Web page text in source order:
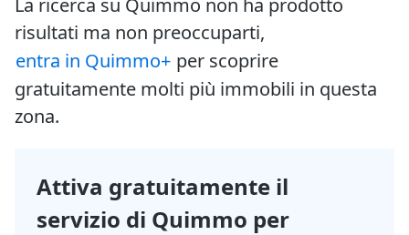
La ricerca su Quimmo non ha prodotto
risultati ma non preoccuparti,
entra in Quimmo+ per scoprire
gratuitamente molti più immobili in questa
zona.
Attiva gratuitamente il
servizio di Quimmo per